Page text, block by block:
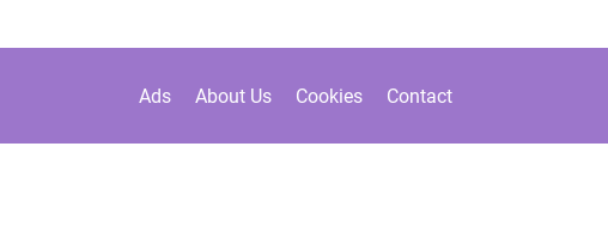
Ads About Us Cookies Contact